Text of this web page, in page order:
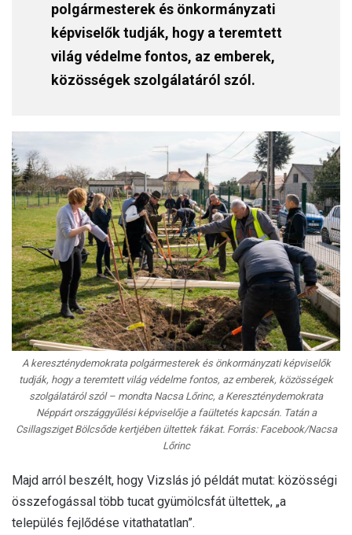
polgármesterek és önkormányzati
képviselők tudják, hogy a teremtett
világ védelme fontos, az emberek,
közösségek szolgálatáról szól.
A kereszténydemokrata polgármesterek és önkormányzati képviselők
tudják, hogy a teremtett világ védelme fontos, az emberek, közösségek
szolgálatáról szól – mondta Nacsa Lőrinc, a Kereszténydemokrata
Néppárt országgyűlési képviselője a faültetés kapcsán. Tatán a
Csillagsziget Bölcsőde kertjében ültettek fákat. Forrás: Facebook/Nacsa
Lőrinc
Majd arról beszélt, hogy Vizslás jó példát mutat: közösségi
összefogással több tucat gyümölcsfát ültettek, „a
település fejlődése vitathatatlan”.